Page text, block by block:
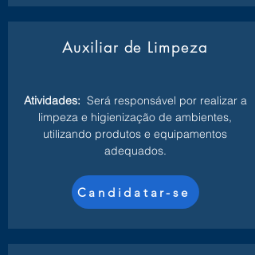
Auxiliar de Limpeza
Atividades: Será responsável por realizar a
limpeza e higienização de ambientes,
utilizando produtos e equipamentos
adequados.
Candidatar-se